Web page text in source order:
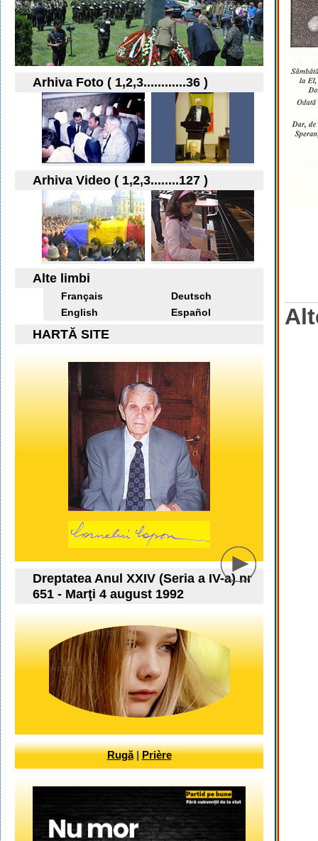
Arhiva Foto ( 1,2,3............36 )
Arhiva Video ( 1,2,3........127 )
Alte limbi
Français
Deutsch
English
Español
HARTĂ SITE
Dreptatea Anul XXIV (Seria a IV-a) nr
651 - Marţi 4 august 1992
Rugă|Prière